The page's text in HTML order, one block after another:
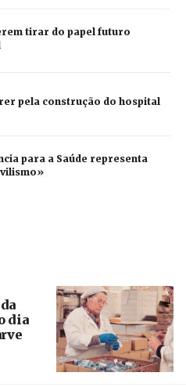
tirar do papel futuro
pela construção do hospital
para a Saúde representa
dia